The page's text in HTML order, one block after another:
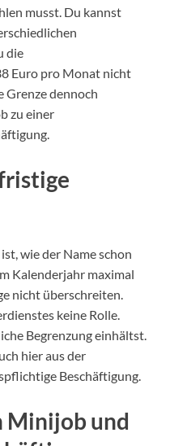
musst. Du kannst
die
Euro pro Monat nicht
Grenze dennoch
zu einer
wie der Name schon
Kalenderjahr maximal
nicht überschreiten.
keine Rolle.
Begrenzung einhältst.
hier aus der
Beschäftigung.
Minijob und